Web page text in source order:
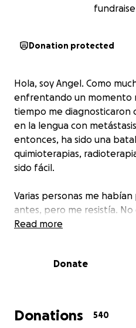
Donation protected
Hola, soy Angel. Como
enfrentando un momento
tiempo me diagnosticaron
en la lengua con
entonces, ha sido una
quimioterapias,
sido fácil.
Varias personas me
antes, pero me resistía.
generar lástima. Sin
Los gastos médicos han
Por eso, con humildad y
Read more
Donate
Donations 540